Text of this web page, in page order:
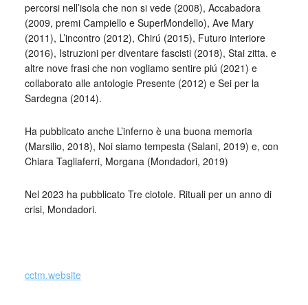
percorsi nell’isola che non si vede (2008), Accabadora
(2009, premi Campiello e SuperMondello), Ave Mary
(2011), L’incontro (2012), Chirú (2015), Futuro interiore
(2016), Istruzioni per diventare fascisti (2018), Stai zitta. e
altre nove frasi che non vogliamo sentire piú (2021) e
collaborato alle antologie Presente (2012) e Sei per la
Sardegna (2014).
Ha pubblicato anche L’inferno è una buona memoria
(Marsilio, 2018), Noi siamo tempesta (Salani, 2019) e, con
Chiara Tagliaferri, Morgana (Mondadori, 2019)
Nel 2023 ha pubblicato Tre ciotole. Rituali per un anno di
crisi, Mondadori.
cctm.website